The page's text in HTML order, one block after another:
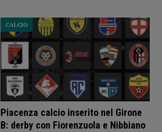
Piacenza calcio inserito nel Girone
B: derby con Fiorenzuola e Nibbiano
CALCIO